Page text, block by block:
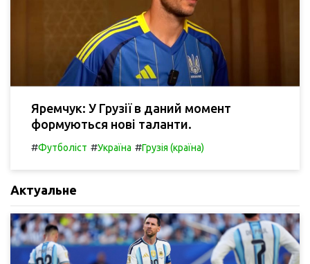
Яремчук: У Грузії в даний момент
формуються нові таланти.
#Футболіст #Україна #Грузія (країна)
Актуальне